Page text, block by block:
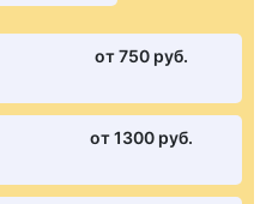
от 750 pуб.
от 1300 pуб.